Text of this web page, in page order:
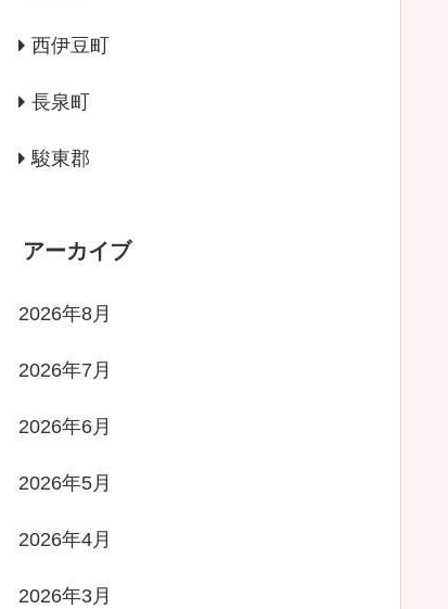
西伊豆町
長泉町
駿東郡
アーカイブ
2026年8月
2026年7月
2026年6月
2026年5月
2026年4月
2026年3月